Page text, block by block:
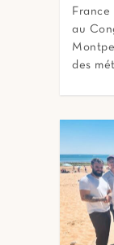
au
des